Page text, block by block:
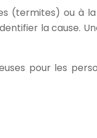
(termites) ou à
la cause.
pour les